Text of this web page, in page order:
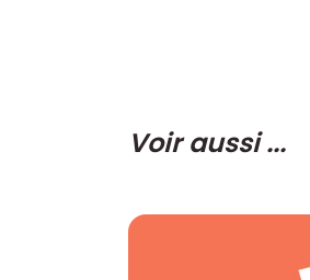
Voir aussi ...